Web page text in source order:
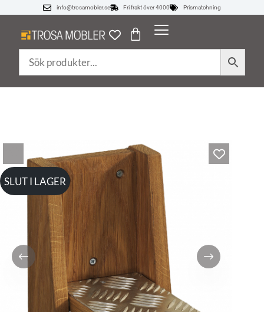
info@trosamobler.se Fri frakt över 4000 Prismatchning
SLUT I LAGER